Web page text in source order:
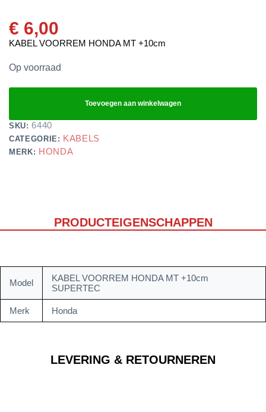
€ 6,00
KABEL VOORREM HONDA MT +10cm
Op voorraad
Toevoegen aan winkelwagen
SKU:6440
CATEGORIE: KABELS
MERK: HONDA
PRODUCTEIGENSCHAPPEN
LEVERING & RETOURNEREN
Model
KABEL VOORREM HONDA MT +10cm
SUPERTEC
Merk Honda